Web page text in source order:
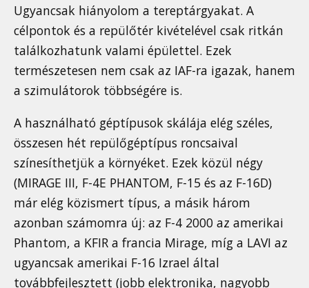
Ugyancsak hiányolom a tereptárgyakat. A
célpontok és a repülőtér kivételével csak ritkán
találkozhatunk valami épülettel. Ezek
természetesen nem csak az IAF-ra igazak, hanem
a szimulátorok többségére is.
A használható géptípusok skálája elég széles,
összesen hét repülőgéptípus roncsaival
színesíthetjük a környéket. Ezek közül négy
(MIRAGE III, F-4E PHANTOM, F-15 és az F-16D)
már elég közismert típus, a másik három
azonban számomra új: az F-4 2000 az amerikai
Phantom, a KFIR a francia Mirage, míg a LAVI az
ugyancsak amerikai F-16 Izrael által
továbbfejlesztett (jobb elektronika, nagyobb